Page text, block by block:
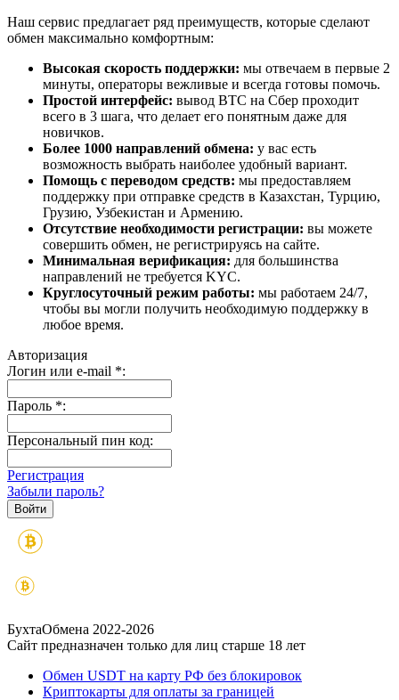
Наш сервис предлагает ряд преимуществ, которые сделают
обмен максимально комфортным:
Высокая скорость поддержки: мы отвечаем в первые 2
минуты, операторы вежливые и всегда готовы помочь.
Простой интерфейс: вывод BTC на Сбер проходит
всего в 3 шага, что делает его понятным даже для
новичков.
Более 1000 направлений обмена: у вас есть
возможность выбрать наиболее удобный вариант.
Помощь с переводом средств: мы предоставляем
поддержку при отправке средств в Казахстан, Турцию,
Грузию, Узбекистан и Армению.
Отсутствие необходимости регистрации: вы можете
совершить обмен, не регистрируясь на сайте.
Минимальная верификация: для большинства
направлений не требуется KYC.
Круглосуточный режим работы: мы работаем 24/7,
чтобы вы могли получить необходимую поддержку в
любое время.
Авторизация
Логин или e-mail *:
Пароль *:
Персональный пин код:
Регистрация
Забыли пароль?
БухтаОбмена 2022-2026
Сайт предназначен только для лиц старше 18 лет
Обмен USDT на карту РФ без блокировок
Криптокарты для оплаты за границей